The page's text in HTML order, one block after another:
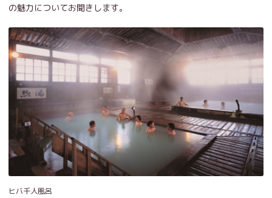
の魅力についてお聞きします。
ヒバ千人風呂